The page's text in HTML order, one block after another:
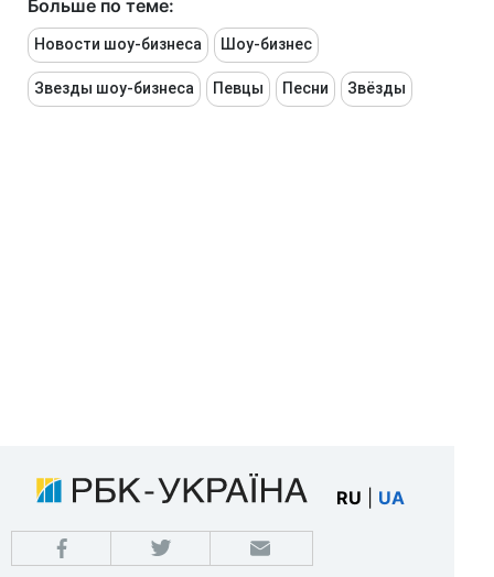
Больше по теме:
Новости шоу-бизнеса Шоу-бизнес
Звезды шоу-бизнеса Певцы Песни Звёзды
RU UA